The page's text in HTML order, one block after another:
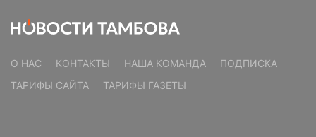
О НАС КОНТАКТЫ НАША КОМАНДА
ПОДПИСКА
ТАРИФЫ САЙТА
ТАРИФЫ ГАЗЕТЫ